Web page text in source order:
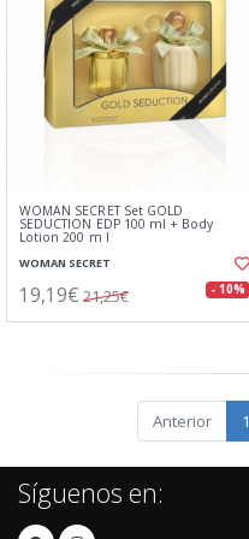
WOMAN SECRET Set GOLD
SEDUCTION EDP 100 ml + Body
Lotion 200 m l
WOMAN SECRET
19,19€ 21,25€ - 10%
Anterior 1
Síguenos en: